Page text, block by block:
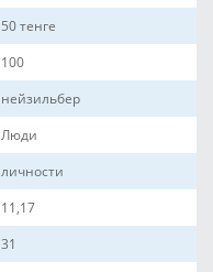
50 тенге
100
нейзильбер
Люди
личности
11,17
31